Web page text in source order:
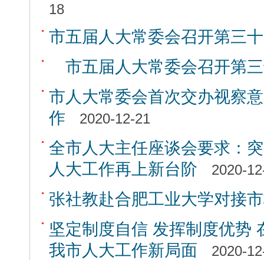
18
市五届人大常委会召开第三
市五届人大常委会召开第
市人大常委会首次交办视察
作
2020-12-21
全市人大主任座谈会要求：
人大工作再上新台阶
2020-
张社教赴合肥工业大学对接
坚定制度自信 发挥制度优势
我市人大工作新局面
2020-